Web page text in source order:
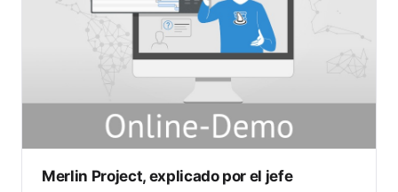
Merlin Project, explicado por el jefe